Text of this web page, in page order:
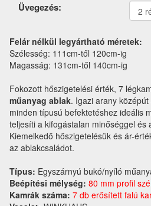
Üvegezés:
Felár nélkül legyártható méretek:
Szélesség: 111cm-től 120cm-ig
Magasság: 131cm-től 140cm-ig
Fokozott hőszigetelési érték, 7
műanyag ablak. Igazi arany
minden típusú befektetéshez ideális
teljesíti a kifogástalan minőséggel
Kiemelkedő hőszigetelésük és ár-
az ablakcsaládot.
Típus: Egyszárnyú bukó/nyíló
Beépítési mélység:80 mm profil
Kamrák száma:7 db erősített falú